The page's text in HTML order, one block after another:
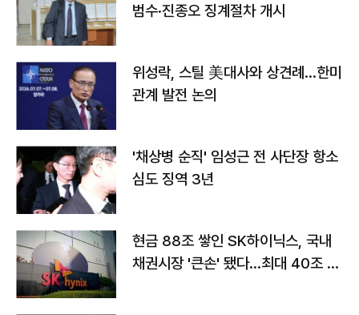
범수·진종오 징계절차 개시
위성락, 스틸 美대사와 상견례…한미
관계 발전 논의
'채상병 순직' 임성근 전 사단장 항소
심도 징역 3년
현금 88조 쌓인 SK하이닉스, 국내
채권시장 '큰손' 됐다…최대 40조 투